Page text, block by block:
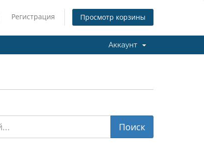
Регистрация Просмотр корзины
Аккаунт